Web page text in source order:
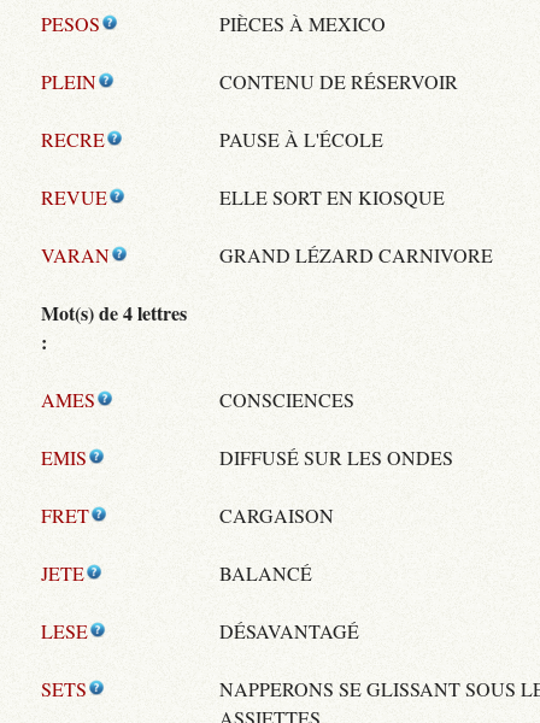
PESOS PIÈCES À MEXICO
PLEIN CONTENU DE RÉSERVOIR
RECRE PAUSE À L'ÉCOLE
REVUE ELLE SORT EN KIOSQUE
VARAN GRAND LÉZARD CARNIVORE
Mot(s) de 4 lettres
:
AMES CONSCIENCES
EMIS DIFFUSÉ SUR LES ONDES
FRET CARGAISON
JETE BALANCÉ
LESE DÉSAVANTAGÉ
SETS
NAPPERONS SE GLISSANT SOUS
ASSIETTES